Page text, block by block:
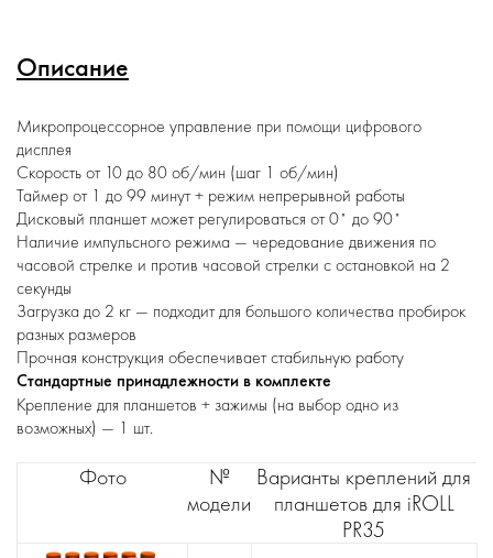
Описание
Микропроцессорное управление при помощи цифрового
дисплея
Скорость от 10 до 80 об/мин (шаг 1 об/мин)
Таймер от 1 до 99 минут + режим непрерывной работы
Дисковый планшет может регулироваться от 0˚ до 90˚
Наличие импульсного режима — чередование движения по
часовой стрелке и против часовой стрелки с остановкой на 2
секунды
Загрузка до 2 кг — подходит для большого количества пробирок
разных размеров
Прочная конструкция обеспечивает стабильную работу
Стандартные принадлежности в комплекте
Крепление для планшетов + зажимы (на выбор одно из
возможных) — 1 шт.
Фото
№
модели
Варианты креплений для
планшетов для iROLL
PR35